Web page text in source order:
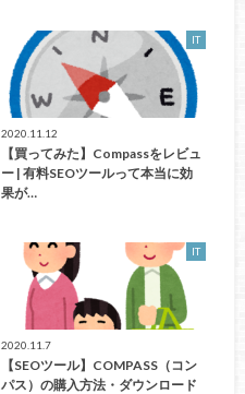
IT
2020.11.12
【買ってみた】Compassをレビュ
ー | 有料SEOツールって本当に効
果が…
IT
2020.11.7
【SEOツール】COMPASS（コン
パス）の購入方法・ダウンロード